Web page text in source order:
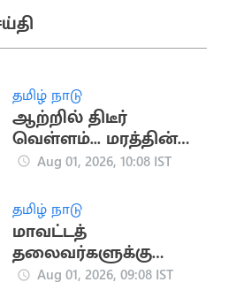
தமிழ் நாடு
ஆற்றில் திடீர்
வெள்ளம்... மரத்தின்
மீது ஏறி உயிர் தப்பிய
Aug 01, 2026, 10:08 IST
தமிழ் நாடு
மாவட்டத்
தலைவர்களுக்கு
ராகுல் காந்தி
Aug 01, 2026, 09:08 IST